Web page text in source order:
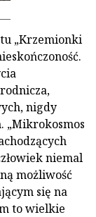
„Krzemionki
nigdy
„Mikrokosmos
niemal
możliwość
się na
to wielkie